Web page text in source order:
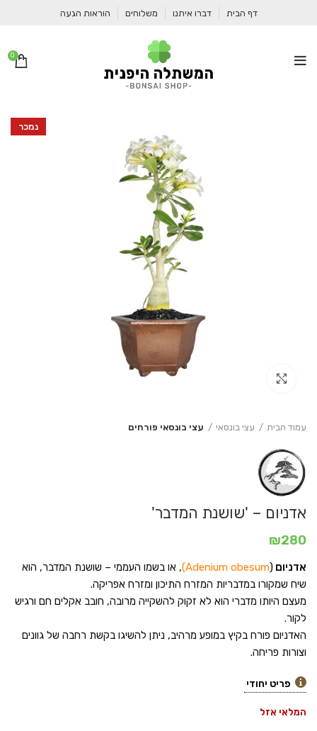
דף הבית דברו איתנו משלוחים הוראות הגעה
0
נמכר
עמוד הבית עצי בונסאי עצי בונסאי פורחים
אדניום – 'שושנת המדבר'
₪280
אדניום (
Adenium obesum) , או בשמו העממי – שושנת המדבר, הוא
שיח שמקורו במדבריות המזרח התיכון ומזרח אפריקה.
מעצם היותו מדברי הוא לא זקוק להשקייה מרובה, חובב אקלים חם ורגיש
לקור.
האדניום פורח בקיץ במופע מרהיב, ניתן להשיגו בקשת רחבה של גוונים
וצורות פריחה.
פריט יחודי
המלאי אזל